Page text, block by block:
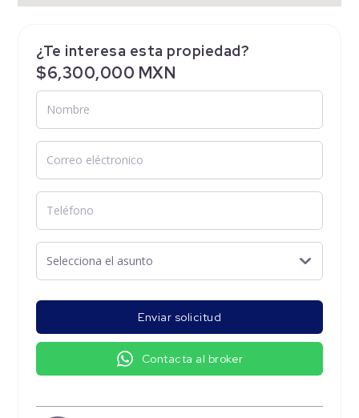
¿Te interesa esta propiedad?
$6,300,000 MXN
Enviar solicitud
Contacta al broker